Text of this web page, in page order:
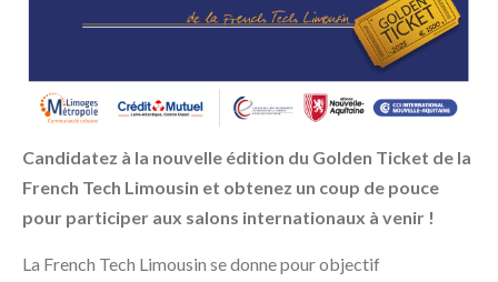
Candidatez à la nouvelle édition du Golden Ticket de la
French Tech Limousin et obtenez un coup de pouce
pour participer aux salons internationaux à venir !
La French Tech Limousin se donne pour objectif